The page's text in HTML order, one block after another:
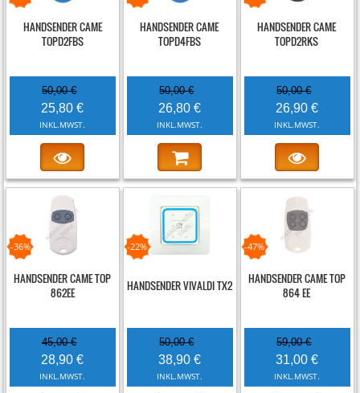
HANDSENDER CAME
TOPD2FBS
50,00 €
25,80 €
INKL.MWST.
HANDSENDER CAME
TOPD4FBS
50,00 €
26,80 €
INKL.MWST.
HANDSENDER CAME
TOPD2RKS
50,00 €
26,90 €
INKL.MWST.
-36%
HANDSENDER CAME TOP
862EE
45,00 €
28,90 €
INKL.MWST.
-22%
HANDSENDER VIVALDI TX2
50,00 €
38,90 €
INKL.MWST.
-47%
HANDSENDER CAME TOP
864 EE
59,00 €
31,00 €
INKL.MWST.